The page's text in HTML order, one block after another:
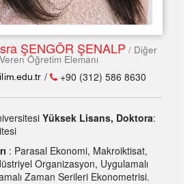
ŞENGÖR ŞENALP / Diğer
Öğretim Elemanı
/ +90 (312) 586 8630
Yüksek Lisans, Doktora:
: Parasal Ekonomi, Makroiktisat,
Organizasyon, Uygulamalı
Zaman Serileri Ekonometrisi.